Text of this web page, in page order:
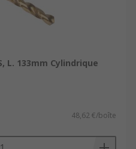
L. 133mm Cylindrique
48,62 €/boîte